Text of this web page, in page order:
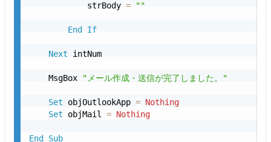
            strBody
= ""
End If
Next intNum
    MsgBox
"メール作成・送信が完了しました。"
Set objOutlookApp = Nothing
Set objMail = Nothing
End Sub